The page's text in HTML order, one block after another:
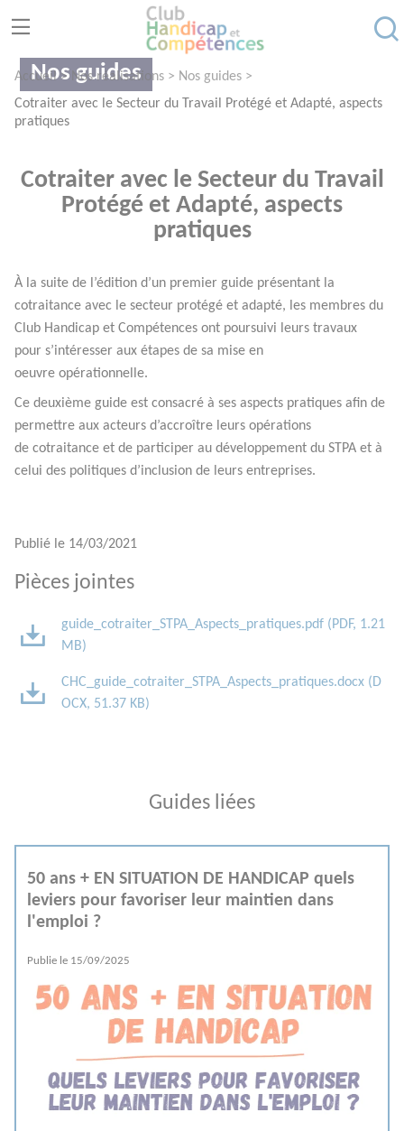
Nos guides
Accueil > Nos réalisations > Nos guides >
Cotraiter avec le Secteur du Travail Protégé et Adapté, aspects
pratiques
Cotraiter avec le Secteur du Travail
Protégé et Adapté, aspects
pratiques
À la suite de l’édition d’un premier guide présentant la
cotraitance avec le secteur protégé et adapté, les membres du
Club Handicap et Compétences ont poursuivi leurs travaux
pour s’intéresser aux étapes de sa mise en
oeuvre opérationnelle.
Ce deuxième guide est consacré à ses aspects pratiques afin de
permettre aux acteurs d’accroître leurs opérations
de cotraitance et de participer au développement du STPA et à
celui des politiques d’inclusion de leurs entreprises.
Publié le 14/03/2021
Pièces jointes
guide_cotraiter_STPA_Aspects_pratiques.pdf (PDF, 1.21
MB)
CHC_guide_cotraiter_STPA_Aspects_pratiques.docx (D
OCX, 51.37 KB)
Guides liées
50 ans + EN SITUATION DE HANDICAP quels
leviers pour favoriser leur maintien dans
l'emploi ?
Publie le 15/09/2025
Gestion des consentements